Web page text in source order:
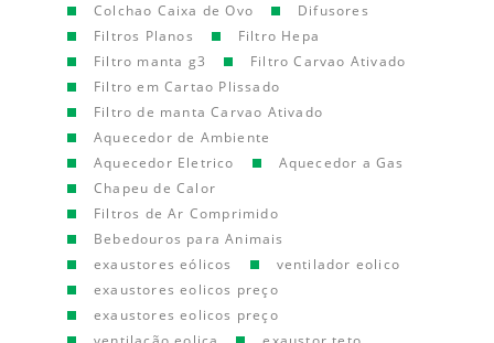
Colchao Caixa de Ovo
Difusores
Filtros Planos
Filtro Hepa
Filtro manta g3
Filtro Carvao Ativado
Filtro em Cartao Plissado
Filtro de manta Carvao Ativado
Aquecedor de Ambiente
Aquecedor Eletrico
Aquecedor a Gas
Chapeu de Calor
Filtros de Ar Comprimido
Bebedouros para Animais
exaustores eólicos
ventilador eolico
exaustores eolicos preço
exaustores eolicos preço